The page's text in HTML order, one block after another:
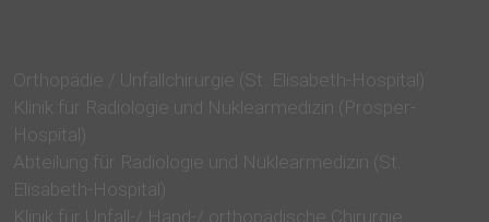
Orthopädie / Unfallchirurgie (St. Elisabeth-Hospital)
Klinik für Radiologie und Nuklearmedizin (Prosper-
Hospital)
Abteilung für Radiologie und Nuklearmedizin (St.
Elisabeth-Hospital)
Klinik für Unfall-/ Hand-/ orthopädische Chirurgie